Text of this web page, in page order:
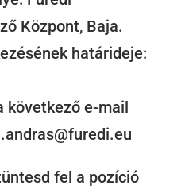
Központ, Baja.
határideje:
következő e-mail
fel a pozíció